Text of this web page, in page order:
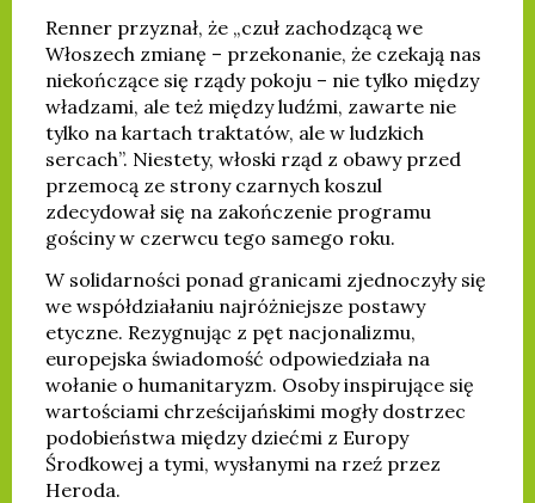
Renner przyznał, że „czuł zachodzącą we
Włoszech zmianę – przekonanie, że czekają nas
niekończące się rządy pokoju – nie tylko między
władzami, ale też między ludźmi, zawarte nie
tylko na kartach traktatów, ale w ludzkich
sercach”. Niestety, włoski rząd z obawy przed
przemocą ze strony czarnych koszul
zdecydował się na zakończenie programu
gościny w czerwcu tego samego roku.
W solidarności ponad granicami zjednoczyły się
we współdziałaniu najróżniejsze postawy
etyczne. Rezygnując z pęt nacjonalizmu,
europejska świadomość odpowiedziała na
wołanie o humanitaryzm. Osoby inspirujące się
wartościami chrześcijańskimi mogły dostrzec
podobieństwa między dziećmi z Europy
Środkowej a tymi, wysłanymi na rzeź przez
Heroda.